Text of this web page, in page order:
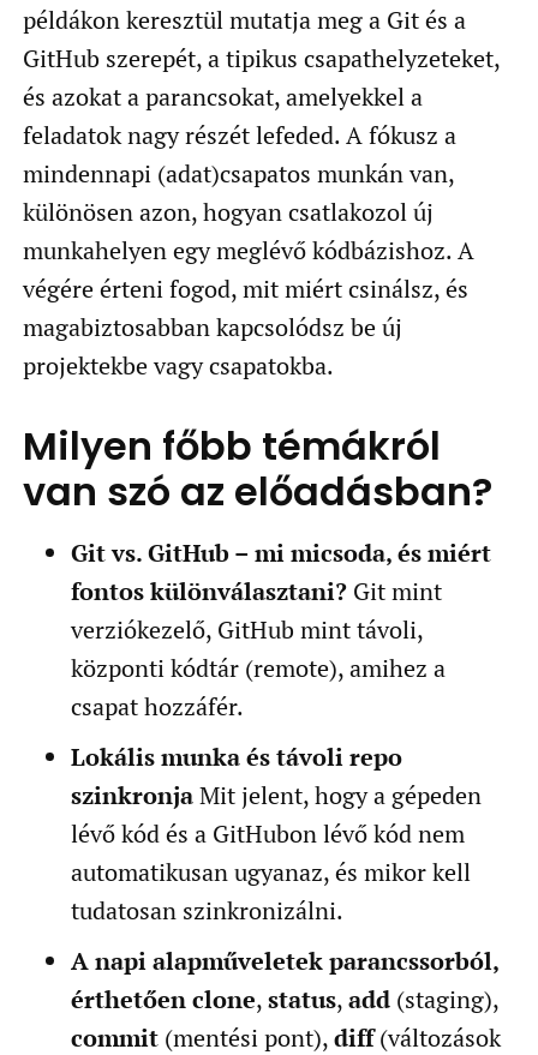
példákon keresztül mutatja meg a Git és a
GitHub szerepét, a tipikus csapathelyzeteket,
és azokat a parancsokat, amelyekkel a
feladatok nagy részét lefeded. A fókusz a
mindennapi (adat)csapatos munkán van,
különösen azon, hogyan csatlakozol új
munkahelyen egy meglévő kódbázishoz. A
végére érteni fogod, mit miért csinálsz, és
magabiztosabban kapcsolódsz be új
projektekbe vagy csapatokba.
Milyen főbb témákról
van szó az előadásban?
Git vs. GitHub – mi micsoda, és miért
fontos különválasztani?Git mint
verziókezelő, GitHub mint távoli,
központi kódtár (remote), amihez a
csapat hozzáfér.
Lokális munka és távoli repo
szinkronjaMit jelent, hogy a gépeden
lévő kód és a GitHubon lévő kód nem
automatikusan ugyanaz, és mikor kell
tudatosan szinkronizálni.
A napi alapműveletek parancssorból,
érthetőenclone,status,add(staging),
commit(mentési pont),diff(változások